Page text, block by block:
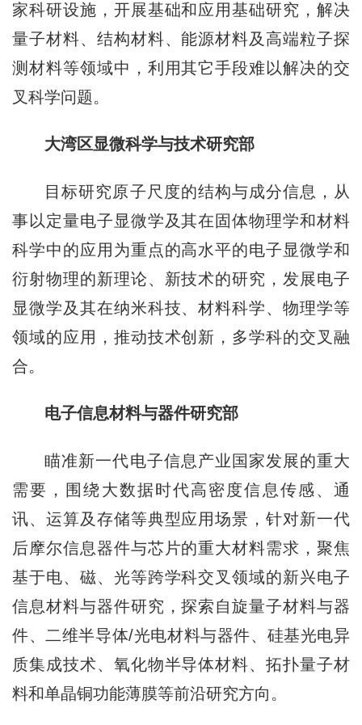
家科研设施，开展基础和应用基础研究，解决
量子材料、结构材料、能源材料及高端粒子探
测材料等领域中，利用其它手段难以解决的交
叉科学问题。
大湾区显微科学与技术研究部
目标研究原子尺度的结构与成分信息，从
事以定量电子显微学及其在固体物理学和材料
科学中的应用为重点的高水平的电子显微学和
衍射物理的新理论、新技术的研究，发展电子
显微学及其在纳米科技、材料科学、物理学等
领域的应用，推动技术创新，多学科的交叉融
合。
电子信息材料与器件研究部
瞄准新一代电子信息产业国家发展的重大
需要，围绕大数据时代高密度信息传感、通
讯、运算及存储等典型应用场景，针对新一代
后摩尔信息器件与芯片的重大材料需求，聚焦
基于电、磁、光等跨学科交叉领域的新兴电子
信息材料与器件研究，探索自旋量子材料与器
件、二维半导体/光电材料与器件、硅基光电异
质集成技术、氧化物半导体材料、拓扑量子材
料和单晶铜功能薄膜等前沿研究方向。